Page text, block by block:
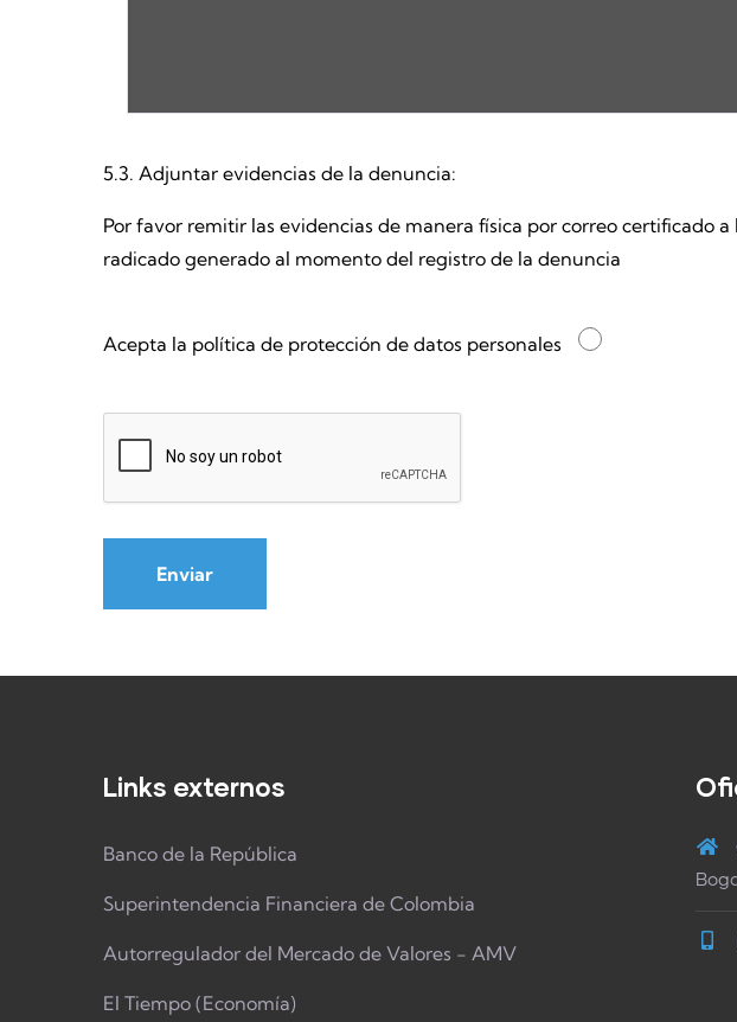
5.3. Adjuntar evidencias de la denuncia:
Por favor remitir las evidencias de manera física por correo certificado
radicado generado al momento del registro de la denuncia
Acepta la política de protección de datos personales
Links externos
Banco de la República
Superintendencia Financiera de Colombia
Autorregulador del Mercado de Valores - AMV
El Tiempo (Economía)